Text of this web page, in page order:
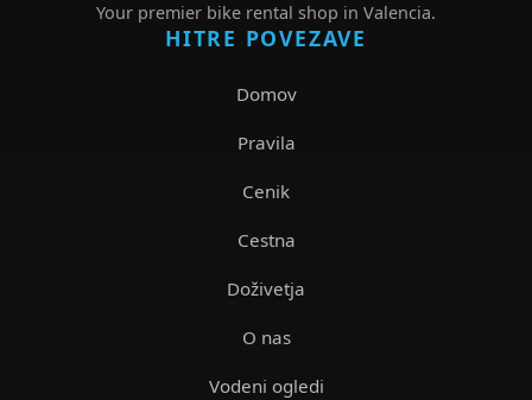
Your premier bike rental shop in Valencia.
HITRE POVEZAVE
Domov
Pravila
Cenik
Cestna
Doživetja
O nas
Vodeni ogledi